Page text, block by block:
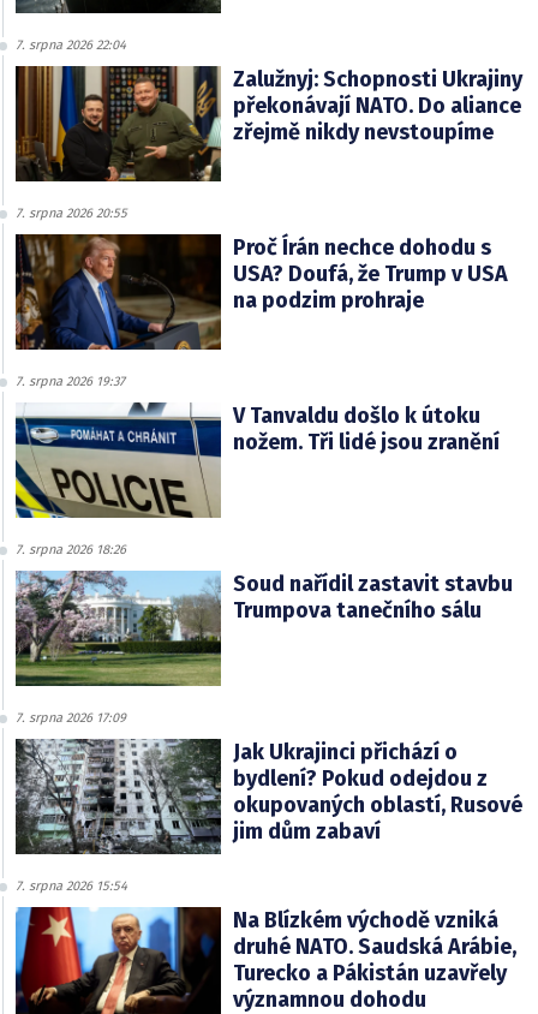
7. srpna 2026 22:04
Zalužnyj: Schopnosti Ukrajiny
překonávají NATO. Do aliance
zřejmě nikdy nevstoupíme
7. srpna 2026 20:55
Proč Írán nechce dohodu s
USA? Doufá, že Trump v USA
na podzim prohraje
7. srpna 2026 19:37
V Tanvaldu došlo k útoku
nožem. Tři lidé jsou zranění
7. srpna 2026 18:26
Soud nařídil zastavit stavbu
Trumpova tanečního sálu
7. srpna 2026 17:09
Jak Ukrajinci přichází o
bydlení? Pokud odejdou z
okupovaných oblastí, Rusové
jim dům zabaví
7. srpna 2026 15:54
Na Blízkém východě vzniká
druhé NATO. Saudská Arábie,
Turecko a Pákistán uzavřely
významnou dohodu